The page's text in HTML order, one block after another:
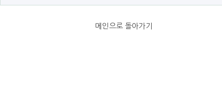
메인으로 돌아가기